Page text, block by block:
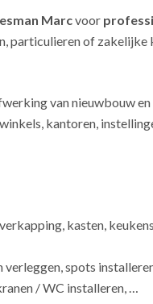
Marcvoor
particulieren of
van nieuwbouw
kantoren,
kasten,
verleggen, spots
/ WC installeren, …